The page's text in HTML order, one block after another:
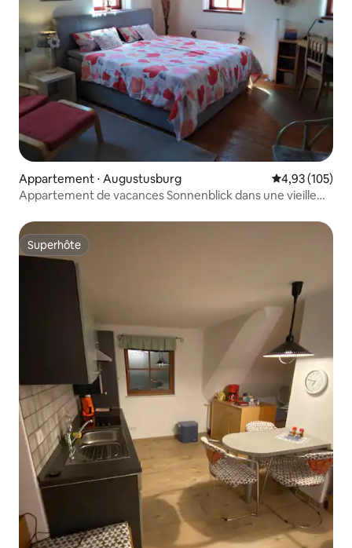
Appartement ⋅ Augustusburg Évaluation
4,93 (105)
Appartement de vacances Sonnenblick dans une vieille
Superhôte
Superhôte